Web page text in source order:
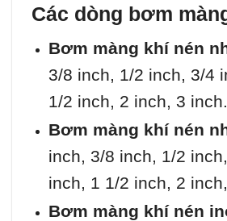
Các dòng bơm
Bơm màng khí nén
3/8 inch, 1/2 inch, 3/4
1/2 inch, 2 inch, 3 inch.
Bơm màng khí nén
inch, 3/8 inch, 1/2
inch, 1 1/2 inch, 2
Bơm màng khí nén